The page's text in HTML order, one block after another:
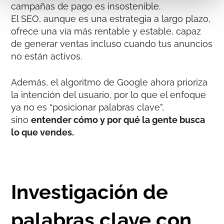
campañas de pago es insostenible.
El SEO, aunque es una estrategia a largo plazo,
ofrece una vía más rentable y estable, capaz
de generar ventas incluso cuando tus anuncios
no están activos.
Además, el algoritmo de Google ahora prioriza
la intención del usuario, por lo que el enfoque
ya no es “posicionar palabras clave”,
sinoentender cómo y por qué la gente busca
lo que vendes.
Investigación de